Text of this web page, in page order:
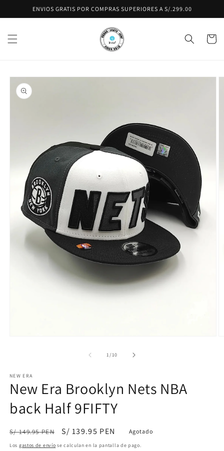
directamente
al contenido
ENVIOS GRATIS POR COMPRAS SUPERIORES A S/.299.00
Carrito
directamente
a la
información
una
ventana
modal
1/de
10
NEW ERA
New Era Brooklyn Nets NBA
back Half 9FIFTY
Precio
habitual
S/ 149.95 PEN
Precio
de
S/ 139.95 PEN Agotado
Los gastos de envío se calculan en la pantalla de pago.